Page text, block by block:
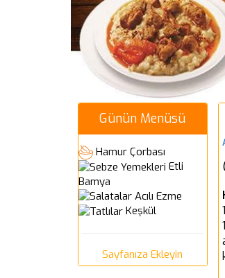
Günün Menüsü
Hamur Çorbası
Etli
Bamya
Acılı Ezme
Keşkül
Sayfanıza Ekleyin